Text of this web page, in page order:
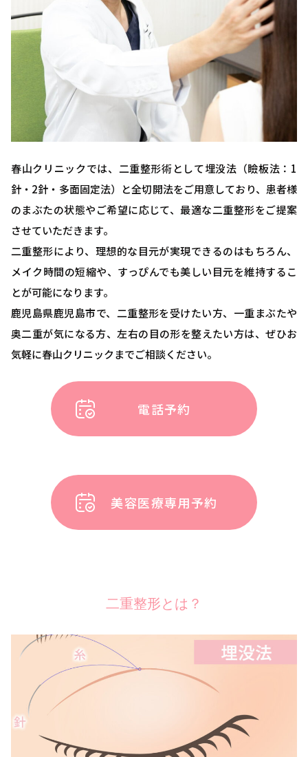
春山クリニックでは、二重整形術として埋没法（瞼板法：1
針・2針・多面固定法）と全切開法をご用意しており、患者様
のまぶたの状態やご希望に応じて、最適な二重整形をご提案
させていただきます。
二重整形により、理想的な目元が実現できるのはもちろん、
メイク時間の短縮や、すっぴんでも美しい目元を維持するこ
とが可能になります。
鹿児島県鹿児島市で、二重整形を受けたい方、一重まぶたや
奥二重が気になる方、左右の目の形を整えたい方は、ぜひお
気軽に春山クリニックまでご相談ください。
電話予約
美容医療専用予約
二重整形とは？